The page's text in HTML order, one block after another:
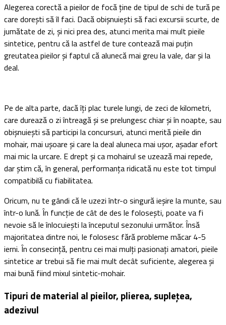
Alegerea corectă a pieilor de focă ține de tipul de schi de tură pe
care dorești să îl faci. Dacă obișnuiești să faci excursii scurte, de
jumătate de zi, și nici prea des, atunci merita mai mult pieile
sintetice, pentru că la astfel de ture contează mai puțin
greutatea pieilor și faptul că alunecă mai greu la vale, dar și la
deal.
Pe de alta parte, dacă îți plac turele lungi, de zeci de kilometri,
care durează o zi întreagă și se prelungesc chiar și în noapte, sau
obișnuiești să participi la concursuri, atunci merită pieile din
mohair, mai ușoare și care la deal aluneca mai ușor, așadar efort
mai mic la urcare. E drept și ca mohairul se uzează mai repede,
dar știm că, în general, performanța ridicată nu este tot timpul
compatibilă cu fiabilitatea.
Oricum, nu te gândi că le uzezi într-o singură ieșire la munte, sau
într-o lună. În funcție de cât de des le folosești, poate va fi
nevoie să le înlocuiești la începutul sezonului următor. Însă
majoritatea dintre noi, le folosesc fără probleme măcar 4-5
ierni. În consecință, pentru cei mai mulți pasionați amatori, pieile
sintetice ar trebui să fie mai mult decât suficiente, alegerea și
mai bună fiind mixul sintetic-mohair.
Tipuri de material al pieilor, plierea, suplețea,
adezivul